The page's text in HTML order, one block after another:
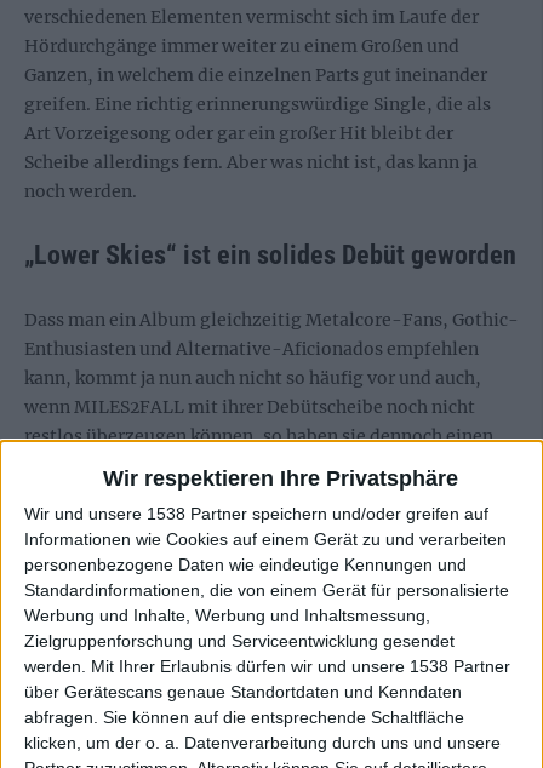
Wir respektieren Ihre Privatsphäre
Wir und unsere 1538 Partner speichern und/oder greifen auf
Informationen wie Cookies auf einem Gerät zu und verarbeiten
personenbezogene Daten wie eindeutige Kennungen und
Standardinformationen, die von einem Gerät für personalisierte
Werbung und Inhalte, Werbung und Inhaltsmessung,
Zielgruppenforschung und Serviceentwicklung gesendet
werden.
Mit Ihrer Erlaubnis dürfen wir und unsere 1538 Partner
über Gerätescans genaue Standortdaten und Kenndaten
abfragen. Sie können auf die entsprechende Schaltfläche
klicken, um der o. a. Datenverarbeitung durch uns und unsere
verschiedenen Elementen vermischt sich im Laufe der
Hördurchgänge immer weiter zu einem Großen und
Ganzen, in welchem die einzelnen Parts gut ineinander
greifen. Eine richtig erinnerungswürdige Single, die als
Art Vorzeigesong oder gar ein großer Hit bleibt der
Scheibe allerdings fern. Aber was nicht ist, das kann ja
noch werden.
„Lower Skies“ ist ein solides Debüt geworden
Dass man ein Album gleichzeitig Metalcore-Fans, Gothic-
Enthusiasten und Alternative-Aficionados empfehlen
kann, kommt ja nun auch nicht so häufig vor und auch,
wenn MILES2FALL mit ihrer Debütscheibe noch nicht
restlos überzeugen können, so haben sie dennoch einen
spannenden Grundstein gelegt und Mut zur
Eigenständigkeit bewiesen.